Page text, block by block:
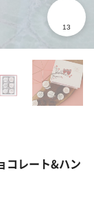
コレート&ハン